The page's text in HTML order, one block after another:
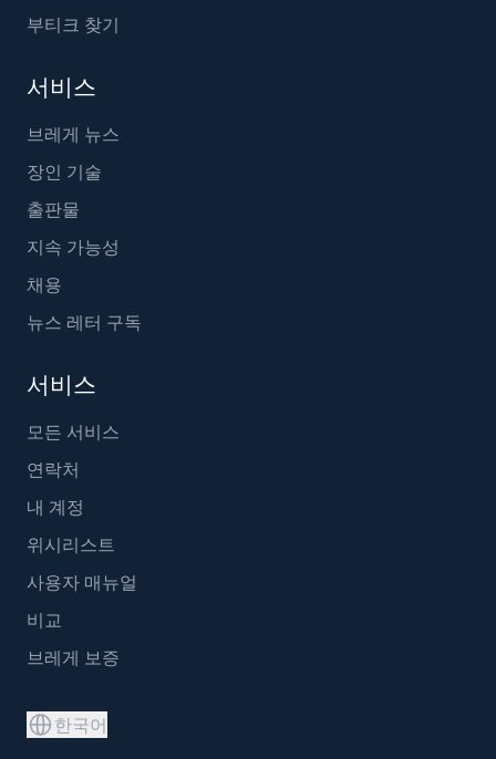
부티크 찾기
서비스
브레게 뉴스
장인 기술
출판물
지속 가능성
채용
뉴스 레터 구독
서비스
모든 서비스
연락처
내 계정
위시리스트
사용자 매뉴얼
비교
브레게 보증
한국어